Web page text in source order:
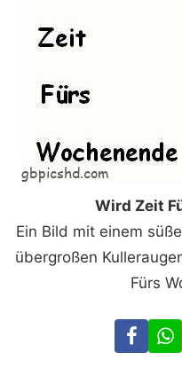
Wird Zeit
Ein Bild mit einem
übergroßen
Fürs